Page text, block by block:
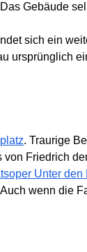
Gebäude
sich ein
ursprünglich
. Traurige
Friedrich
Unter den
Auch wenn die